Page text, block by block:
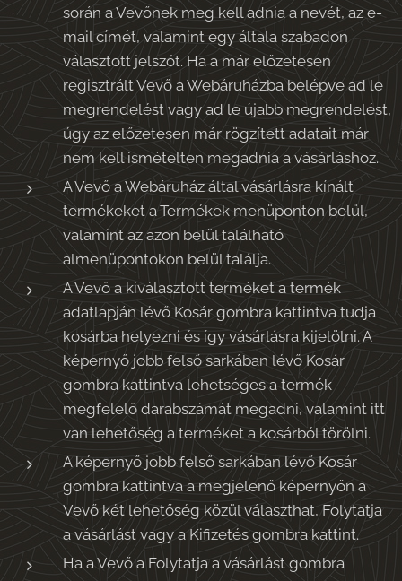
során a Vevőnek meg kell adnia a nevét, az e-
mail címét, valamint egy általa szabadon
választott jelszót. Ha a már előzetesen
regisztrált Vevő a Webáruházba belépve ad le
megrendelést vagy ad le újabb megrendelést,
úgy az előzetesen már rögzített adatait már
nem kell ismételten megadnia a vásárláshoz.
A Vevő a Webáruház által vásárlásra kínált
termékeket a Termékek menüponton belül,
valamint az azon belül található
almenüpontokon belül találja.
A Vevő a kiválasztott terméket a termék
adatlapján lévő Kosár gombra kattintva tudja
kosárba helyezni és így vásárlásra kijelölni. A
képernyő jobb felső sarkában lévő Kosár
gombra kattintva lehetséges a termék
megfelelő darabszámát megadni, valamint itt
van lehetőség a terméket a kosárból törölni.
A képernyő jobb felső sarkában lévő Kosár
gombra kattintva a megjelenő képernyőn a
Vevő két lehetőség közül választhat, Folytatja
a vásárlást vagy a Kifizetés gombra kattint.
Ha a Vevő a Folytatja a vásárlást gombra